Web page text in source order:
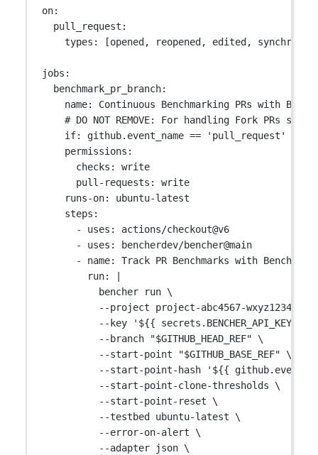
on:
pull_request :
types : [opened , reopened , edited ,
jobs :
benchmark_pr_branch:
name: Continuous Benchmarking PRs with
# DO NOT REMOVE: For handling Fork PRs
if: github.event_name == 'pull_request' &&
permissions :
checks : write
pull-requests : write
runs-on: ubuntu-latest
steps :
- uses : actions/checkout@v6
- uses :
bencherdev/bencher@main
- name: Track PR Benchmarks with Bencher
run:
bencher run \
--project project-abc4567-
--key '${{ secrets.BENCHER_API_KEY
--branch "$GITHUB_HEAD_REF" \
--start-point "$GITHUB_BASE_REF" \
--start-point-hash '${{
--start-point-clone-thresholds \
--start-point-reset \
--testbed ubuntu-latest \
--error-on-alert \
--adapter json \